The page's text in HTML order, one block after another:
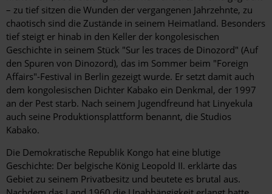
– zu tief sitzen die Wunden der vergangenen Jahrzehnte, zu
chaotisch sind die Zustände in seinem Heimatland. Besonders
tief steigt er hinab in den Keller der kongolesischen
Geschichte in seinem Stück "Sur les traces de Dinozord" (Auf
den Spuren von Dinozord), das im Sommer beim "Foreign
Affairs"-Festival in Berlin gezeigt wurde. Er setzt damit auch
dem kongolesischen Dichter Kabako ein Denkmal, der 1997
an der Pest starb. Nach seinem Jugendfreund hat Linyekula
auch seine Produktionsplattform benannt, die Studios
Kabako.
Die Demokratische Republik Kongo hat eine blutige
Geschichte: Der belgische König Leopold II. erklärte das
Gebiet zu seinem Privatbesitz und beutete es brutal aus.